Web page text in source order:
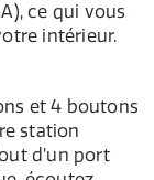
ce qui vous
intérieur.
et 4 boutons
station
d’un port